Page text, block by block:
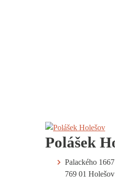
Polášek
Palackého 1667
769 01 Holešov